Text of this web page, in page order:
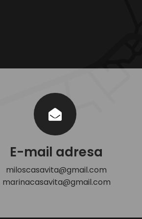
E-mail adresa
miloscasavita@gmail.com
marinacasavita@gmail.com